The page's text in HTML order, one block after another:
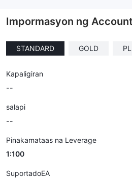
Impormasyon ng Account
STANDARD GOLD
Kapaligiran
--
salapi
--
Pinakamataas na Leverage
1:100
SuportadoEA